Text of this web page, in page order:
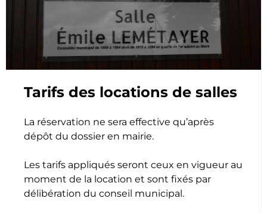
Tarifs des locations de salles
La réservation ne sera effective qu’après
dépôt du dossier en mairie.
Les tarifs appliqués seront ceux en vigueur au
moment de la location et sont fixés par
délibération du conseil municipal.